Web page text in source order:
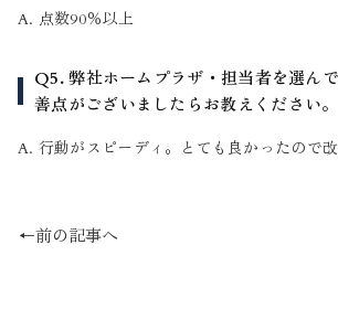
A. 点数90％以上
Q5. 弊社ホームプラザ・担当者を選ん
善点がございましたらお教えください。
A. 行動がスピーディ。とても良かったので改
←前の記事へ